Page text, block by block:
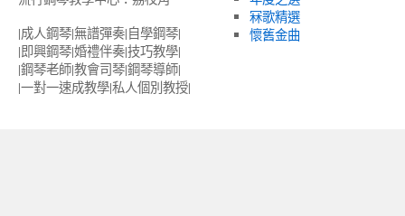
|成人鋼琴|無譜彈奏|自學鋼琴|
|即興鋼琴|婚禮伴奏|技巧教學|
|鋼琴老師|教會司琴|鋼琴導師|
|一對一速成教學|私人個別教授‎|
冧歌精選
懷舊金曲